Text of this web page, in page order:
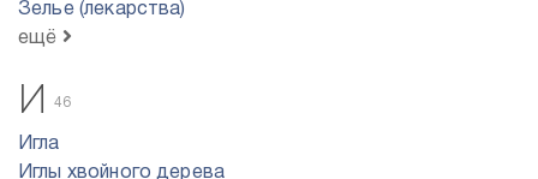
Зелье (лекарства)
ещё
И 46
Игла
Иглы хвойного дерева